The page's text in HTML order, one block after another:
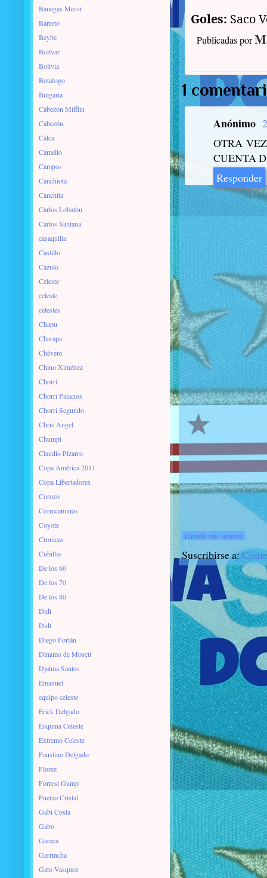
Goles: Saco
Publicadas por
1
Anónimo
OTRA
CUENTA
Responder
Entrada más reciente
Suscribirse a:
Banegas Messi
Barreto
Beybe
Bolívar.
Bolivia
Botafogo
Bulgaria
Cabezón Mifflin
Cabezón.
Calca
Camello
Campos
Canchiota
Canchita
Carlos Lobatòn
Carlos Santana
casaquilla
Castillo
Cazulo
Celeste
celeste.
celestes
Chapu
Charapa
Chévere
Chino Ximénez
Chorri
Chorri Palacios
Chorri Segundo
Chris Angel
Chumpi
Claudio Pizarro
Copa América 2011
Copa Libertadores
Corozo
Correcaminos
Coyote
Cronicas
Cubillas
De los 60
De los 70
De los 80
Didi
Didí
Diego Forlán
Dínamo de Moscú
Djalma Santos
Emanuel
equipo celeste
Erick Delgado
Esquina Celeste
Extremo Celeste
Faustino Delgado
Florez
Forrest Gump
Fuerza Cristal
Gabi Costa
Gabo
Gareca
Garrincha
Gato Vasquez